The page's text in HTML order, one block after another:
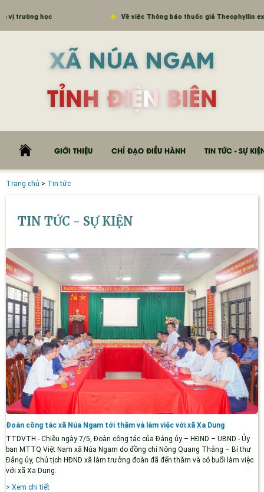
Về việc Thông báo thuốc giả Theophyllin extended -
XÃ NÚA NGAM
TỈNH ĐIỆN BIÊN
GIỚI THIỆU CHỈ ĐẠO ĐIỀU HÀNH TIN TỨC - SỰ
Trang chủ > Tin tức
TIN TỨC - SỰ KIỆN
Đoàn công tác xã Núa Ngam tới thăm và làm việc với xã Xa Dung
TTDVTH - Chiều ngày 7/5, Đoàn công tác của Đảng ủy – HĐND – UBND - Ủy
ban MTTQ Việt Nam xã Núa Ngam do đồng chí Nông Quang Thắng – Bí thư
Đảng ủy, Chủ tịch HĐND xã làm trưởng đoàn đã đến thăm và có buổi làm việc
với xã Xa Dung.
> Xem chi tiết